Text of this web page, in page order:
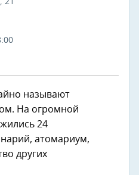
21
называют
На огромной
24
атомариум,
других